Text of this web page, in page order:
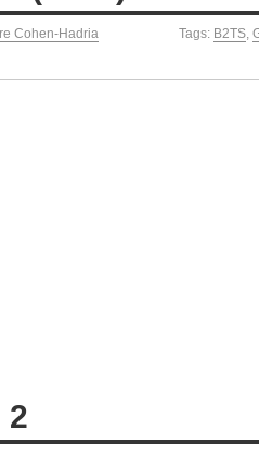
Cohen-Hadria Tags: B2TS
2